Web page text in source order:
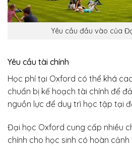
Yêu cầu đầu vào của
Yêu cầu tài chính
Học phí tại Oxford có thể khá
chuẩn bị kế hoạch tài chính để
nguồn lực để duy trì học tập tại
Đại học Oxford cung cấp nhiều
chính cho học sinh có hoàn